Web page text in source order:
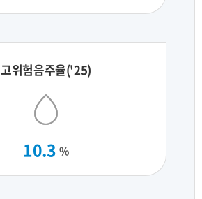
고위험음주율('25)
10.3 %